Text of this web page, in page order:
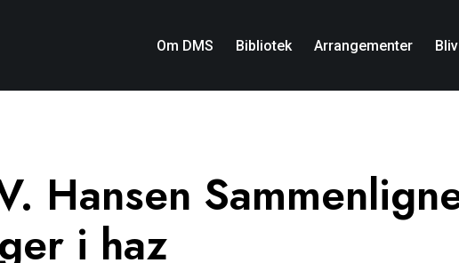
Om DMS Bibliotek Arrangementer
Hansen
i haz